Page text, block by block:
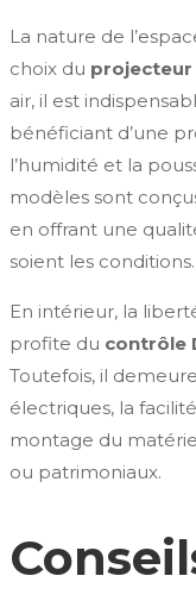
La nature de
choix du projecteur
air, il est
bénéficiant d’une
l’humidité et la
modèles sont
en offrant une
soient les conditions.
En intérieur, la
profite du contrôle
Toutefois, il
électriques, la
montage du
ou patrimoniaux.